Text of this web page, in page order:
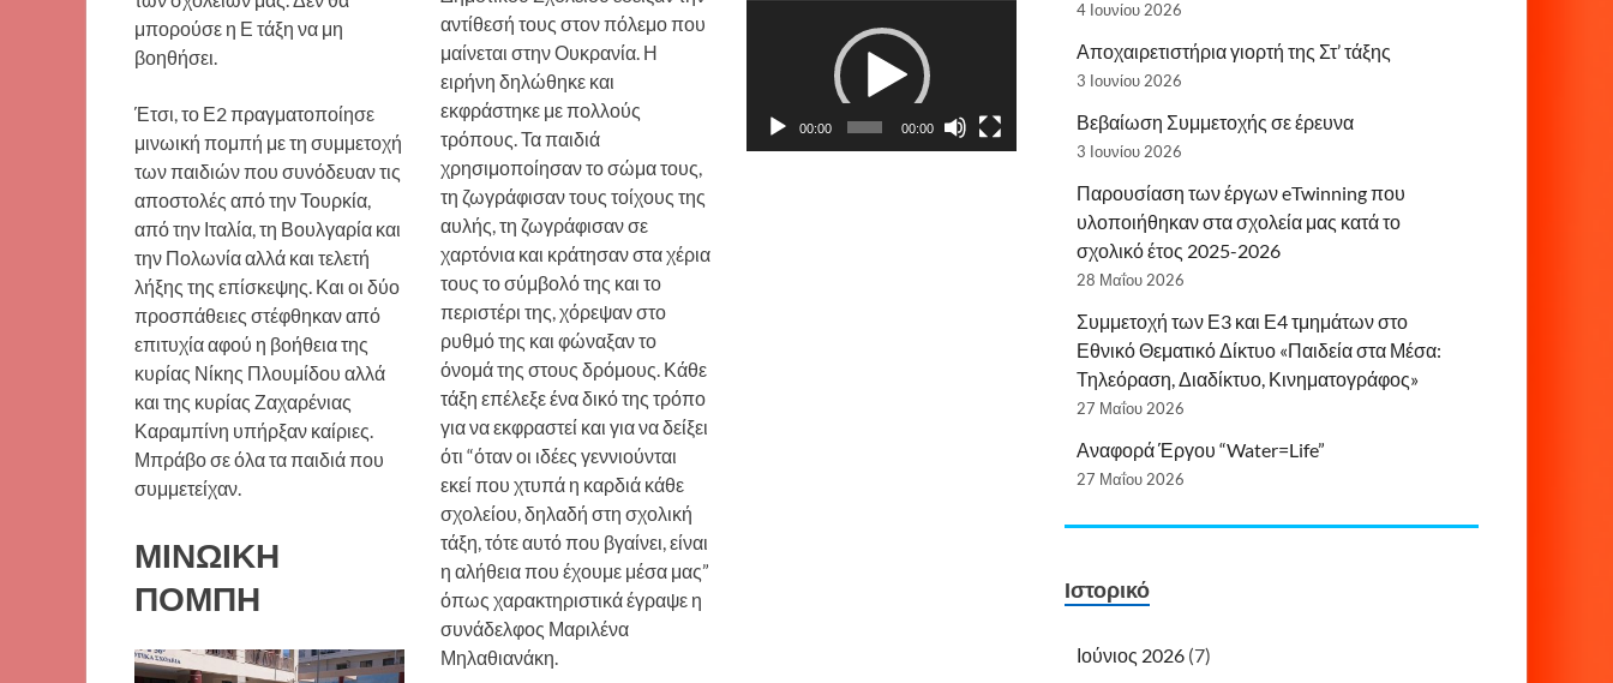
μπορούσε η Ε τάξη να μη
βοηθήσει.
Έτσι, το Ε2 πραγματοποίησε
μινωική πομπή με τη συμμετοχή
των παιδιών που συνόδευαν τις
αποστολές από την Τουρκία,
από την Ιταλία, τη Βουλγαρία και
την Πολωνία αλλά και τελετή
λήξης της επίσκεψης. Και οι δύο
προσπάθειες στέφθηκαν από
επιτυχία αφού η βοήθεια της
κυρίας Νίκης Πλουμίδου αλλά
και της κυρίας Ζαχαρένιας
Καραμπίνη υπήρξαν καίριες.
Μπράβο σε όλα τα παιδιά που
συμμετείχαν.
ΜΙΝΩΙΚΗ
ΠΟΜΠΗ
αντίθεσή τους στον πόλεμο που
μαίνεται στην Ουκρανία. Η
ειρήνη δηλώθηκε και
εκφράστηκε με πολλούς
τρόπους. Τα παιδιά
χρησιμοποίησαν το σώμα τους,
τη ζωγράφισαν τους τοίχους της
αυλής, τη ζωγράφισαν σε
χαρτόνια και κράτησαν στα χέρια
τους το σύμβολό της και το
περιστέρι της, χόρεψαν στο
ρυθμό της και φώναξαν το
όνομά της στους δρόμους. Κάθε
τάξη επέλεξε ένα δικό της τρόπο
για να εκφραστεί και για να δείξει
ότι “όταν οι ιδέες γεννιούνται
εκεί που χτυπά η καρδιά κάθε
σχολείου, δηλαδή στη σχολική
τάξη, τότε αυτό που βγαίνει, είναι
η αλήθεια που έχουμε μέσα μας”
όπως χαρακτηριστικά έγραψε η
συνάδελφος Μαριλένα
Μηλαθιανάκη.
Αναπαραγωγής
00:00 00:00
4 Ιουνίου 2026
Αποχαιρετιστήρια γιορτή της Στ’ τάξης
3 Ιουνίου 2026
Βεβαίωση Συμμετοχής σε έρευνα
3 Ιουνίου 2026
Παρουσίαση των έργων eTwinning που
υλοποιήθηκαν στα σχολεία μας κατά το
σχολικό έτος 2025-2026
28 Μαΐου 2026
Συμμετοχή των Ε3 και Ε4 τμημάτων στο
Εθνικό Θεματικό Δίκτυο «Παιδεία στα Μέσα:
Τηλεόραση, Διαδίκτυο, Κινηματογράφος»
27 Μαΐου 2026
Αναφορά Έργου “Water=Life”
27 Μαΐου 2026
Ιστορικό
Ιούνιος 2026 (7)